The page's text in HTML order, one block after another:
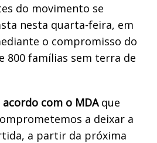
do movimento se
nesta quarta-feira, em
o compromisso do
800 famílias sem terra de
acordo com o MDAque
a deixar a
a partir da próxima